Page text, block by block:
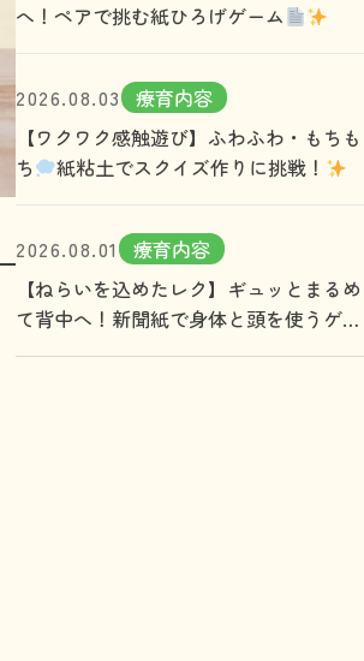
へ！ペアで挑む紙ひろげゲーム
2026.08.03
療育内容
【ワクワク感触遊び】ふわふわ・もちも
ち
紙粘土でスクイズ作りに挑戦！
2026.08.01
療育内容
【ねらいを込めたレク】ギュッとまるめ
て背中へ！新聞紙で身体と頭を使うゲー
ム